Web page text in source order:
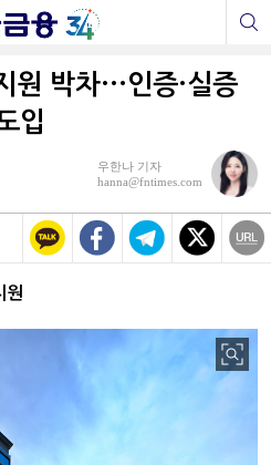
박차···인증·실증
입
우한나 기자
hanna@fntimes.com
원